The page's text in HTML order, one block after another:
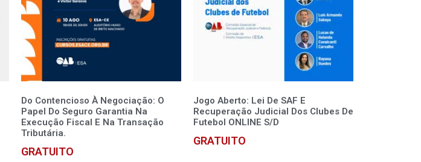
Do Contencioso À Negociação: O
Papel Do Seguro Garantia Na
Execução Fiscal E Na Transação
Tributária.
GRATUITO
Jogo Aberto: Lei De SAF E
Recuperação Judicial Dos Clubes De
Futebol ONLINE S/D
GRATUITO